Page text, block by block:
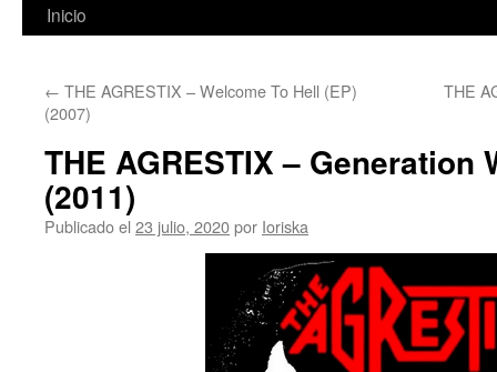
Inicio
← THE AGRESTIX – Welcome To Hell (EP)
(2007)
THE
THE AGRESTIX – Generation
(2011)
Publicado el 23 julio, 2020por Ioriska